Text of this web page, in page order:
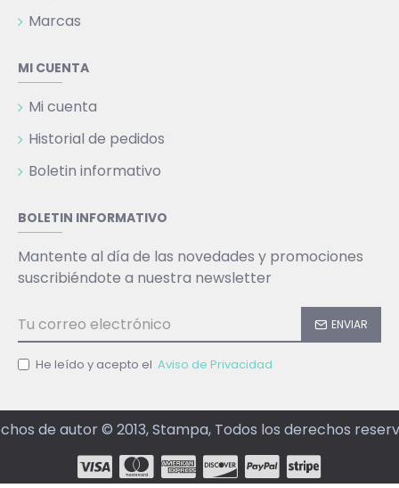
Marcas
MI CUENTA
Mi cuenta
Historial de pedidos
Boletin informativo
BOLETIN INFORMATIVO
Mantente al día de las novedades y promociones
suscribiéndote a nuestra newsletter
ENVIAR
He leído y acepto el Aviso de Privacidad
de autor © 2013, Stampa, Todos los derechos